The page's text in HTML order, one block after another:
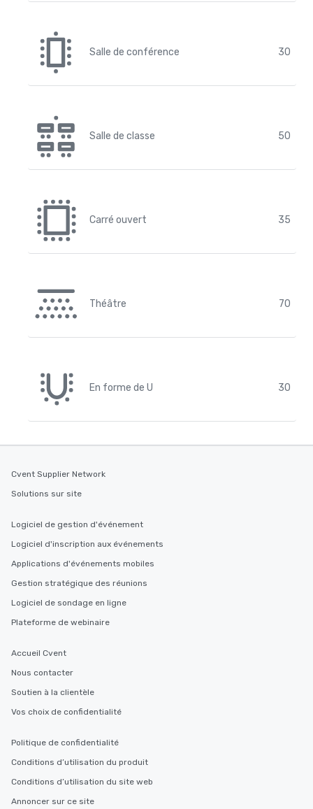
Salle de conférence 30
Salle de classe 50
Carré ouvert 35
Théâtre 70
En forme de U 30
Cvent Supplier Network
Solutions sur site
Logiciel de gestion d'événement
Logiciel d'inscription aux événements
Applications d'événements mobiles
Gestion stratégique des réunions
Logiciel de sondage en ligne
Plateforme de webinaire
Accueil Cvent
Nous contacter
Soutien à la clientèle
Vos choix de confidentialité
Politique de confidentialité
Conditions d’utilisation du produit
Conditions d’utilisation du site web
Annoncer sur ce site